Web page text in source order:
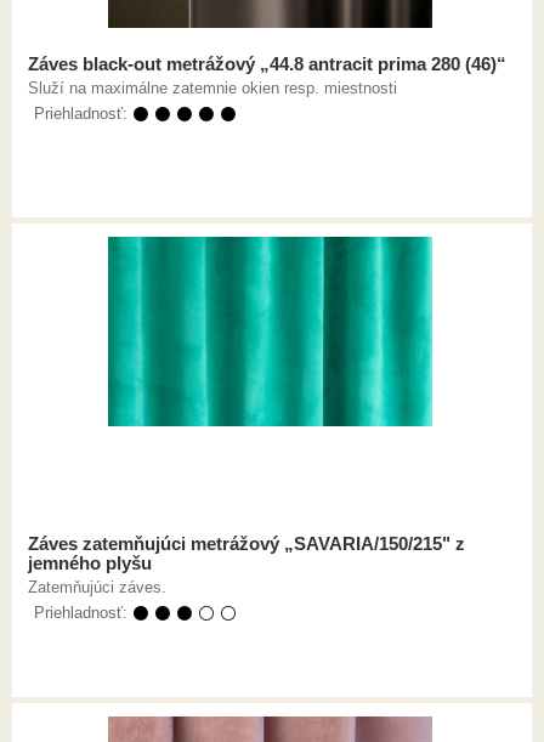
Záves black-out metrážový „44.8 antracit prima 280 (46)“
Služí na maximálne zatemnie okien resp. miestnosti
Priehladnosť: ⚫ ⚫ ⚫ ⚫ ⚫
Záves zatemňujúci metrážový „SAVARIA/150/215" z
jemného plyšu
Zatemňujúci záves.
Priehladnosť: ⚫ ⚫ ⚫ ⚪ ⚪